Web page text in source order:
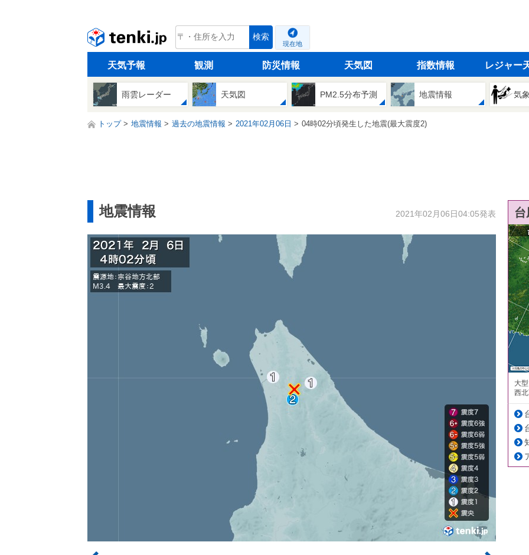
tenki.jp 検索
現在地
天気予報 観測 防災情報 天気図 指数情報 レジャー
雨雲レーダー 天気図 PM2.5分布予測 地震情報 気
トップ 地震情報 過去の地震情報 2021年02月06日 04時02分頃発生した地震(最大震度2)
地震情報 2021年02月06日04:05発表
大
西